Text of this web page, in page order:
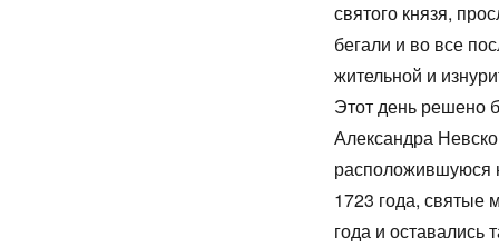
свя­то­го кня­зя,
бе­га­ли и во все
жи­тель­ной и
Этот день ре­ше­но
Алек­сандра
рас­по­ло­жив­шу­ю­ся
1723 го­да, свя­тые
го­да и оста­ва­лись